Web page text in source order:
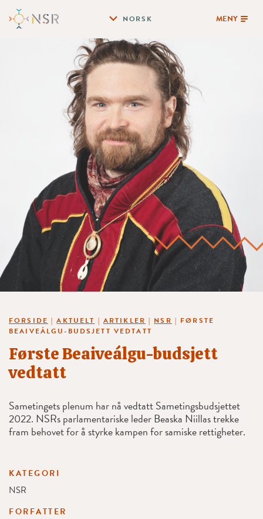
NORSK MENY
FORSIDE |AKTUELT | ARTIKLER | NSR | FØRSTE
BEAIVEÁLGU-BUDSJETT VEDTATT
Første Beaiveálgu-budsjett
vedtatt
Sametingets plenum har nå vedtatt Sametingsbudsjettet
2022. NSRs parlamentariske leder Beaska Niillas trekke
fram behovet for å styrke kampen for samiske rettigheter.
KATEGORI
NSR
FORFATTER